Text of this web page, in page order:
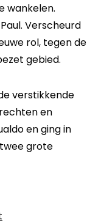
wankelen.
Verscheurd
rol, tegen de
gebied.
verstikkende
en
en ging in
grote